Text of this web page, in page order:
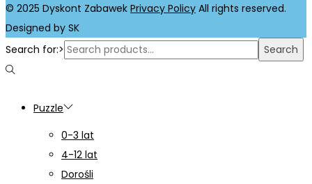
© 2025 Dyskont Zabawek Privacy Policy All rights reserved.
Designed by SK
Search for:>
Search
Puzzle
0-3 lat
4-12 lat
Dorośli